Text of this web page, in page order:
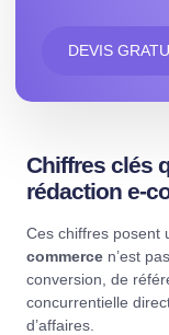
DEVIS
Chiffres clés
rédaction e-
Ces chiffres posent
commerce n’est
conversion, de
concurrentielle
d’affaires.